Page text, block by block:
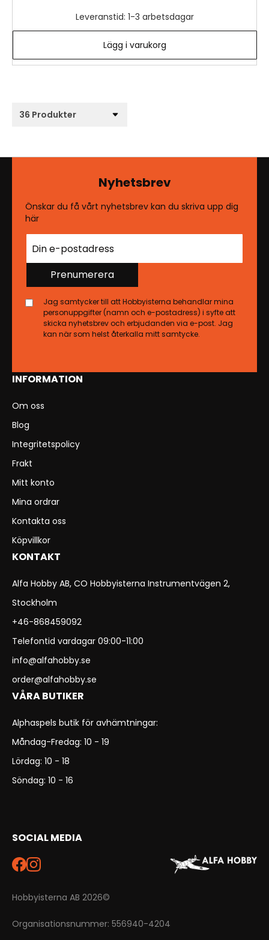
Leveranstid: 1-3 arbetsdagar
Lägg i varukorg
INFORMATION
Om oss
Blog
Integritetspolicy
Frakt
Mitt konto
Mina ordrar
Kontakta oss
Köpvillkor
KONTAKT
Alfa Hobby AB, CO Hobbyisterna Instrumentvägen 2,
Stockholm
+46-868459092
Telefontid vardagar 09:00-11:00
info@alfahobby.se
order@alfahobby.se
VÅRA BUTIKER
Alphaspels butik för avhämtningar:
Måndag-Fredag: 10 - 19
Lördag: 10 - 18
Söndag: 10 - 16
SOCIAL MEDIA
Nyhetsbrev
Önskar du få vårt nyhetsbrev kan du skriva upp dig
här
Prenumerera
Jag samtycker till att Hobbyisterna behandlar mina
personuppgifter (namn och e-postadress) i syfte att
skicka nyhetsbrev och erbjudanden via e-post. Jag
kan när som helst återkalla mitt samtycke.
Hobbyisterna AB 2026©
Organisationsnummer: 556940-4204